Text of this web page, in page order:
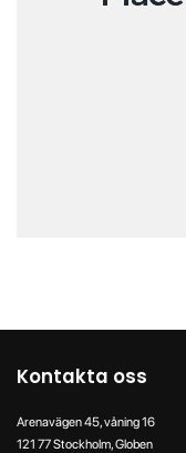
Kontakta oss
Arenavägen 45, våning 16
121 77 Stockholm, Globen